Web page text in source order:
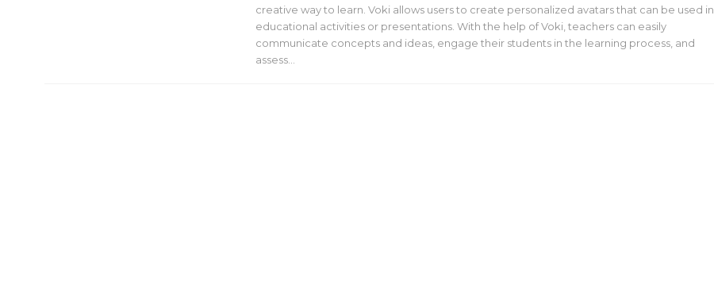
creative way to learn. Voki allows users to create personalized avatars that can be used in
educational activities or presentations. With the help of Voki, teachers can easily
communicate concepts and ideas, engage their students in the learning process, and
assess…